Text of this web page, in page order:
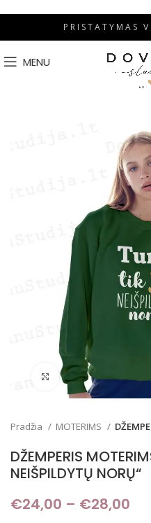
P R I S T A T Y M A S V
MENU
Padidinti
Pradžia MOTERIMS
DŽEMPERIS
NEIŠPILDYTŲ NORŲ“
€24,00 – €28,00